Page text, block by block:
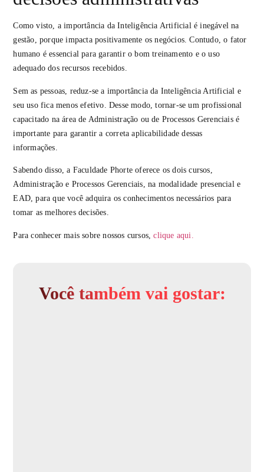
Como visto, a importância da Inteligência Artificial é inegável na
gestão, porque impacta positivamente os negócios. Contudo, o fator
humano é essencial para garantir o bom treinamento e o uso
adequado dos recursos recebidos.
Sem as pessoas, reduz-se a importância da Inteligência Artificial e
seu uso fica menos efetivo. Desse modo, tornar-se um profissional
capacitado na área de Administração ou de Processos Gerenciais é
importante para garantir a correta aplicabilidade dessas
informações.
Sabendo disso, a Faculdade Phorte oferece os dois cursos,
Administração e Processos Gerenciais, na modalidade presencial e
EAD, para que você adquira os conhecimentos necessários para
tomar as melhores decisões.
Para conhecer mais sobre nossos cursos, clique aqui.
Você também vai gostar: